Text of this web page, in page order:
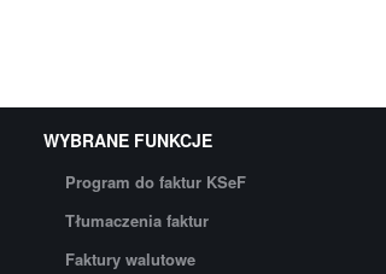
WYBRANE FUNKCJE
Program do faktur KSeF
Tłumaczenia faktur
Faktury walutowe